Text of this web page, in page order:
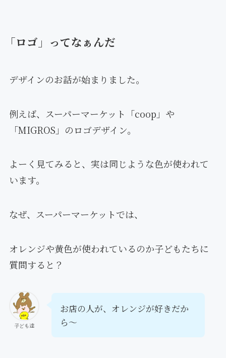
「ロゴ」ってなぁんだ
デザインのお話が始まりました。
例えば、スーパーマーケット「coop」や
「MIGROS」のロゴデザイン。
よーく見てみると、実は同じような色が使われて
います。
なぜ、スーパーマーケットでは、
オレンジや黄色が使われているのか子どもたちに
質問すると？
子ども達
お店の人が、オレンジが好きだか
ら〜